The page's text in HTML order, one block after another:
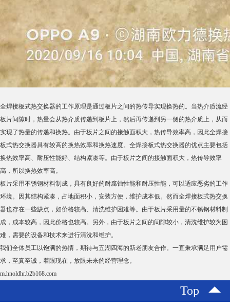
全焊接板式热交换器的工作原理是通过板片之间的热传导实现换热的。当热介质流经
板片间隙时，热量会从热介质传递到板片上，然后再传递到另一侧的热介质上，从而
实现了热量的传递和换热。由于板片之间的接触面积大，热传导效率高，因此全焊接
板式热交换器具有较高的换热效率和换热速度。全焊接板式热交换器的优点主要包括
换热效率高、耐压性能好、结构紧凑等。由于板片之间的接触面积大，热传导效率
高，所以换热效率高。
板片采用不锈钢材料制成，具有良好的耐腐蚀性能和耐压性能，可以适应恶劣的工作
环境。因其结构紧凑，占地面积小，安装方便，维护成本低。然而全焊接板式热交换
器也存在一些缺点，如价格较高、清洗维护困难等。由于板片采用量的不锈钢材料制
成，成本较高，因此价格也较高。另外，由于板片之间的间隙较小，清洗维护较为困
难，需要的设备和技术来进行清洗和维护。
我们全体员工以饱满的热情，期待与五湖四海的新老朋友合作。一直秉承满足用户需
求，至真至诚，着眼现在，放眼未来的经营理念。
m.hnoldhr.b2b168.com
Top